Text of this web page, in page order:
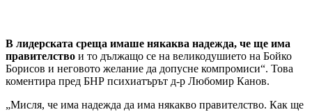
В лидерската среща имаше някаква надежда, че ще има
правителство и то дължащо се на великодушието на Бойко
Борисов и неговото желание да допусне компромиси“. Това
коментира пред БНР психиатърът д-р Любомир Канов.
„Мисля, че има надежда да има някакво правителство. Как ще